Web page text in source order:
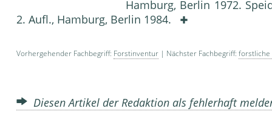
Hamburg, Berlin 1972.
2. Aufl., Hamburg, Berlin 1984.
Vorhergehender Fachbegriff: Forstinventur | Nächster Fachbegriff: forstliche
Diesen Artikel der Redaktion als fehlerhaft